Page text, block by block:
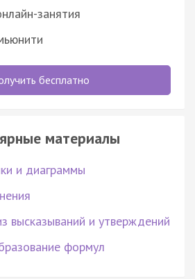
занятия
бесплатно
материалы
и диаграммы
высказываний и утверждений
формул